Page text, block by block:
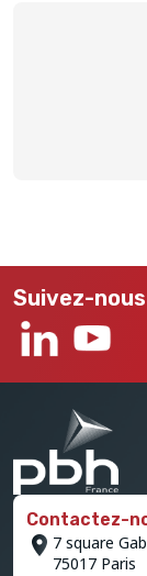
Suivez-nous
Contactez-
7 square
75017 Paris